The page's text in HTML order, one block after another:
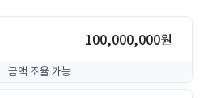
100,000,000원
금액 조율 가능